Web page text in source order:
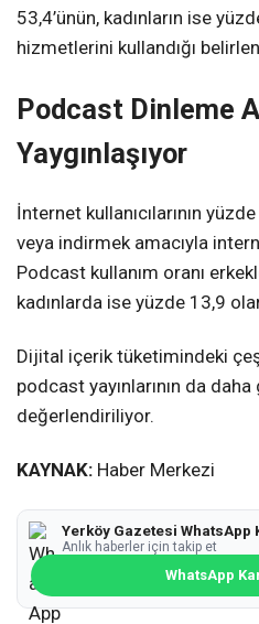
53,4’ünün, kadınların ise
hizmetlerini kullandığı
Podcast Dinleme
Yaygınlaşıyor
İnternet kullanıcılarının
veya indirmek amacıyla
Podcast kullanım oranı
kadınlarda ise yüzde 13,9
Dijital içerik tüketimindeki
podcast yayınlarının da
değerlendiriliyor.
KAYNAK: Haber Merkezi
Yerköy Gazetesi WhatsApp
Anlık haberler için takip et
WhatsApp